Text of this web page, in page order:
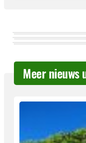
Meer nieuws